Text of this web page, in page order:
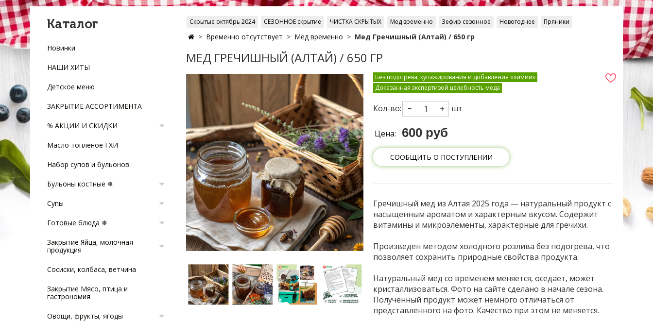
Скрытые октябрь 2024 СЕЗОННОЕ скрытие ЧИСТКА СКРЫТЫХ Мед временно Зефир сезонное Новогоднее Пряники
Временно отсутствует Мед временно Мед Гречишный (Алтай) / 650 гр
МЕД ГРЕЧИШНЫЙ (АЛТАЙ) / 650 ГР
Без подогрева, купажирования и добавления «химии»
Доказанная экспертизой целебность меда
Кол-во: шт
Цена: 600 руб
СООБЩИТЬ О ПОСТУПЛЕНИИ
Гречишный мед из Алтая 2025 года — натуральный продукт с
насыщенным ароматом и характерным вкусом. Содержит
витамины и микроэлементы, характерные для гречихи.
Произведен методом холодного розлива без подогрева, что
позволяет сохранить природные свойства продукта.
Натуральный мед со временем меняется, оседает, может
кристаллизоваться. Фото на сайте сделано в начале сезона.
Полученный продукт может немного отличаться от
представленного на фото. Качество при этом не меняется.
Каталог
Новинки
НАШИ ХИТЫ
Детское меню
ЗАКРЫТИЕ АССОРТИМЕНТА
% АКЦИИ И СКИДКИ
Масло топленое ГХИ
Набор супов и бульонов
Бульоны костные ❄
Супы
Готовые блюда ❄
Закрытие Яйца, молочная
продукция
Сосиски, колбаса, ветчина
Закрытие Мясо, птица и
гастрономия
Овощи, фрукты, ягоды